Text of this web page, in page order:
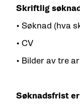
Skriftlig
• Søknad (hva
• CV
• Bilder av tre
Søknadsfrist